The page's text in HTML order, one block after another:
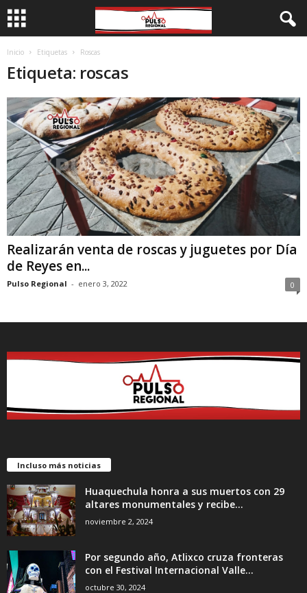
Inicio Etiquetas Roscas
Etiqueta: roscas
Realizarán venta de roscas y juguetes por Día
de Reyes en...
Pulso Regional - enero 3, 2022 0
Incluso más noticias
Huaquechula honra a sus muertos con 29
altares monumentales y recibe...
noviembre 2, 2024
Por segundo año, Atlixco cruza fronteras
con el Festival Internacional Valle...
octubre 30, 2024